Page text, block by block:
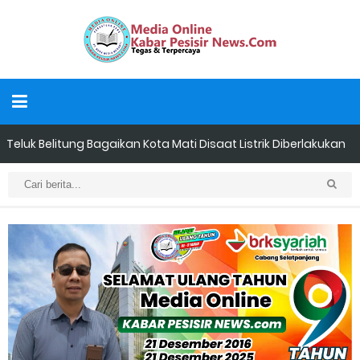
Teluk Belitung Bagaikan Kota Mati Disaat Listrik Diberlakukan
Pemadaman Secara Bergilir, Mesin 600 kW Diharapkan Jadi
Solusi.
F-PETIR Desak Pemkab Lingga Segera Buka Solusi Tambang
Timah Rakyat: Jangan Hanya di Laut yang Beroperasi,
Tambang Timah di Darat Juga Butuh Hidup